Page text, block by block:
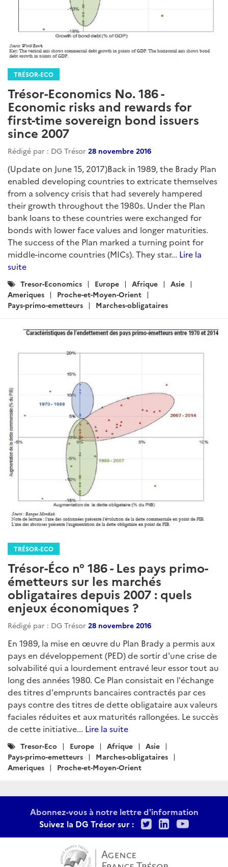
TRÉSOR-ECO
Trésor-Economics No. 186 -
Economic risks and rewards for
first-time sovereign bond issuers
since 2007
Rédigé par : DG Trésor 28 novembre 2016
(Update on June 15, 2017)Back in 1989, the Brady Plan
enabled developing countries to extricate themselves
from a solvency crisis that had severely hampered
their growth throughout the 1980s. Under the Plan
bank loans to these countries were exchanged for
bonds with lower face values and longer maturities.
The success of the Plan marked a turning point for
middle-income countries (MICs). They star... Lire la
suite
Catégories
:
Tresor-Economics Europe Afrique
Asie
Ameriques
Proche-et-Moyen-Orient
Pays-primo-emetteurs
Marches-obligataires
TRÉSOR-ECO
Trésor-Éco n° 186 - Les pays primo-
émetteurs sur les marchés
obligataires depuis 2007 : quels
enjeux économiques ?
Rédigé par : DG Trésor 28 novembre 2016
En 1989, la mise en œuvre du Plan Brady a permis aux
pays en développement (PED) de sortir d'une crise de
solvabilité qui a lourdement entravé leur essor tout au
long des années 1980. Ce Plan consistait en l'échange
des titres d'emprunts bancaires contractés par ces
pays contre des titres de dette obligataire aux valeurs
faciales réduites et aux maturités rallongées. Le succès
de cette initiative... Lire la suite
Catégories
:
Tresor-Eco Europe Afrique
Asie
Pays-primo-emetteurs
Marches-obligataires
Ameriques
Proche-et-Moyen-Orient
Abonnez-vous à notre lettre d'information
Suivez la DG Trésor sur :
TwitterLinkedIn